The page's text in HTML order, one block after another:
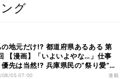
グ
の地元だけ!? 都道府県あるある 第
【漫画】「いよいよやな…」仕事
優先は当然!? 兵庫県民の“祭り愛”が
ぎた
08/05 07:00 連載